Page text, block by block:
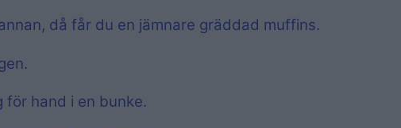
då får du en jämnare gräddad muffins.
för hand i en bunke.